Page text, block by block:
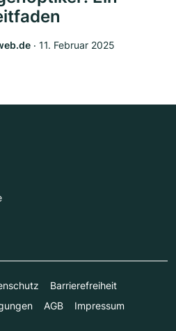
‧ 11. Februar 2025
Barrierefreiheit
AGB Impressum